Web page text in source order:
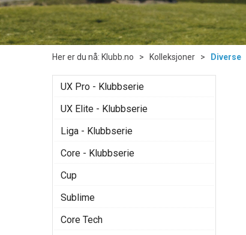
Her er du nå: Klubb.no > Kolleksjoner > Diverse
UX Pro - Klubbserie
UX Elite - Klubbserie
Liga - Klubbserie
Core - Klubbserie
Cup
Sublime
Core Tech